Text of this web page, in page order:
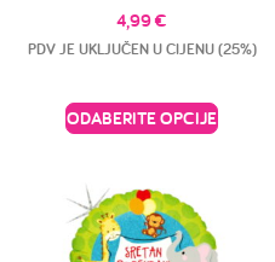
4,99€
PDV JE UKLJUČEN U CIJENU (25%)
ODABERITE OPCIJE